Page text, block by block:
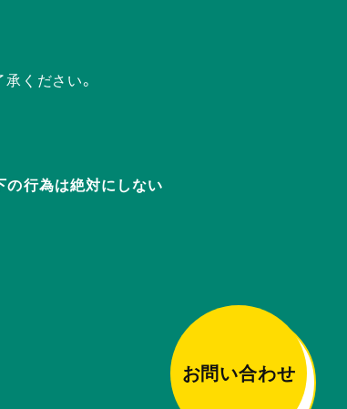
ください。
の行為は絶対にしない
お問い合わせ